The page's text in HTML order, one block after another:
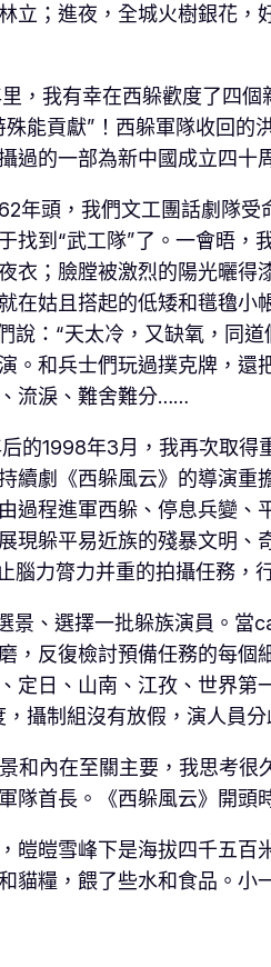
立；進夜，全城火樹銀花
我有幸在西躲歡度了四個
能貢獻”！西躲軍隊收回
過的一部為新中國成立四
頭，我們文工團話劇隊
找到“武工隊”了。一會晤
衣；臉膛被激烈的陽光曬得
在姑且搭起的低矮和氆氌
說：“天太冷，又缺氧，同
和兵士們玩過撲克牌，還
流淚、難舍難分……
1998年3月，我再次取得
續劇《西躲風云》的導演
過程進軍西躲、停息兵變
現躲平易近族的殘暴文明
腦力膂力并重的拍攝任務，
、選擇一批躲族演員。當
，反復檢討預備任務的每
定日、山南、江孜、世界
攝制組沒有放假，演人員
內在至關主要，我思考很
隊首長。《西躲風云》開
皚雪峰下是海拔四千五百
貓糧，餵了些水和食品。